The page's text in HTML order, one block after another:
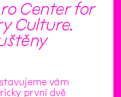
Center for
Culture.
vám
první dvě